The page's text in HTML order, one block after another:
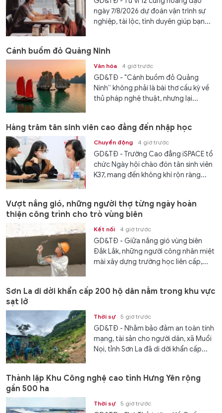
ngày 7/8/2026 dự đoán vận trình sự
nghiệp, tài lộc, tình duyên giúp bạn...
Cánh buồm đỏ Quảng Ninh
Văn hóa 4 giờ trước
GD&TĐ - "Cánh buồm đỏ Quảng
Ninh” không phải là bài thơ cầu kỳ về
thủ pháp nghệ thuật, nhưng lại...
Hàng trăm tân sinh viên cao đẳng đến nhập học
Chuyển động 4 giờ trước
GD&TĐ - Trường Cao đẳng iSPACE tổ
chức Ngày hội chào đón tân sinh viên
K37, mang đến không khí rộn ràng...
Vượt nắng gió, những người thợ từng ngày hoàn
thiện công trình cho trò vùng biên
Kết nối 4 giờ trước
GD&TĐ - Giữa nắng gió vùng biên
Đắk Lắk, những người công nhân miệt
mài xây dựng trường học liên cấp,...
Sơn La di dời khẩn cấp 200 hộ dân nằm trong khu vực
sạt lở
Thời sự 5 giờ trước
GD&TĐ - Nhằm bảo đảm an toàn tính
mạng, tài sản cho người dân, xã Muổi
Nọi, tỉnh Sơn La đã di dời khẩn cấp...
Thành lập Khu Công nghệ cao tỉnh Hưng Yên rộng
gần 500 ha
Thời sự 5 giờ trước